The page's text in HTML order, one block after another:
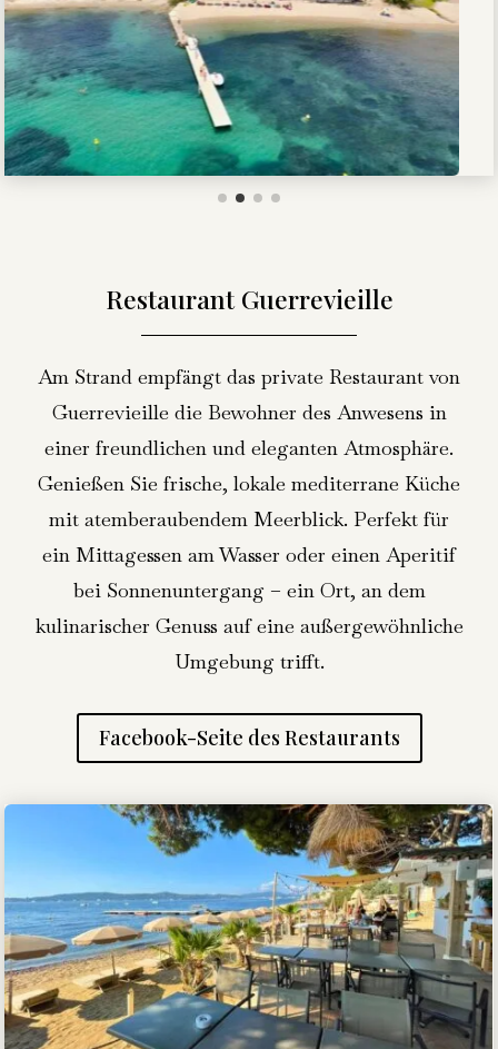
Restaurant Guerrevieille
Am Strand empfängt das private Restaurant von
Guerrevieille die Bewohner des Anwesens in
einer freundlichen und eleganten Atmosphäre.
Genießen Sie frische, lokale mediterrane Küche
mit atemberaubendem Meerblick. Perfekt für
ein Mittagessen am Wasser oder einen Aperitif
bei Sonnenuntergang – ein Ort, an dem
kulinarischer Genuss auf eine außergewöhnliche
Umgebung trifft.
Facebook-Seite des Restaurants